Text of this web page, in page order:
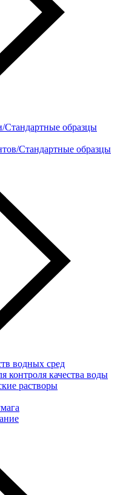
образцы
Стандартные образцы
водных сред
контроля качества воды
растворы